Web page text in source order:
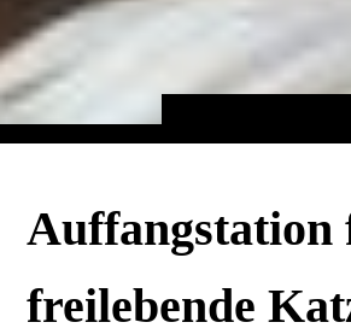
Auffangstation
freilebende